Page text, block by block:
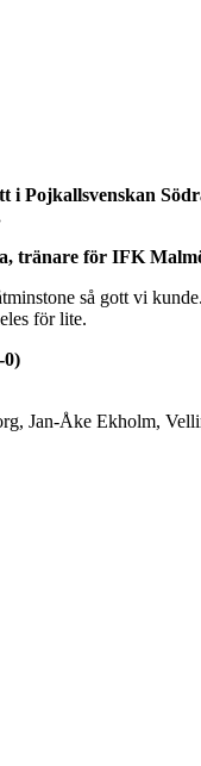
i Pojkallsvenskan
tränare för IFK
så gott vi
för lite.
0)
Jan-Åke Ekholm,